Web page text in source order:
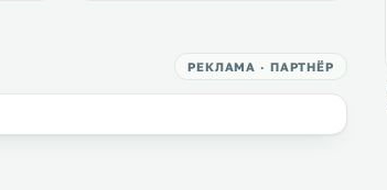
РЕКЛАМА · ПАРТНЁР